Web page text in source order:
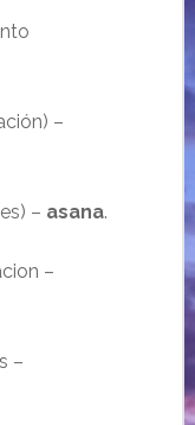
) –
– asana.
–
–